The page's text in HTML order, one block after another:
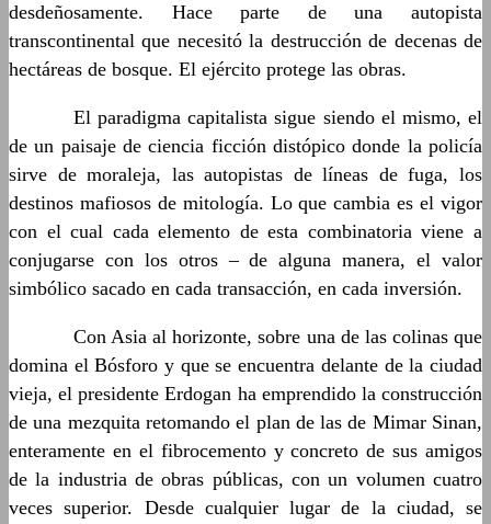
desdeñosamente. Hace parte de una autopista
transcontinental que necesitó la destrucción de decenas de
hectáreas de bosque. El ejército protege las obras.
El paradigma capitalista sigue siendo el mismo, el
de un paisaje de ciencia ficción distópico donde la policía
sirve de moraleja, las autopistas de líneas de fuga, los
destinos mafiosos de mitología. Lo que cambia es el vigor
con el cual cada elemento de esta combinatoria viene a
conjugarse con los otros – de alguna manera, el valor
simbólico sacado en cada transacción, en cada inversión.
Con Asia al horizonte, sobre una de las colinas que
domina el Bósforo y que se encuentra delante de la ciudad
vieja, el presidente Erdogan ha emprendido la construcción
de una mezquita retomando el plan de las de Mimar Sinan,
enteramente en el fibrocemento y concreto de sus amigos
de la industria de obras públicas, con un volumen cuatro
veces superior. Desde cualquier lugar de la ciudad, se